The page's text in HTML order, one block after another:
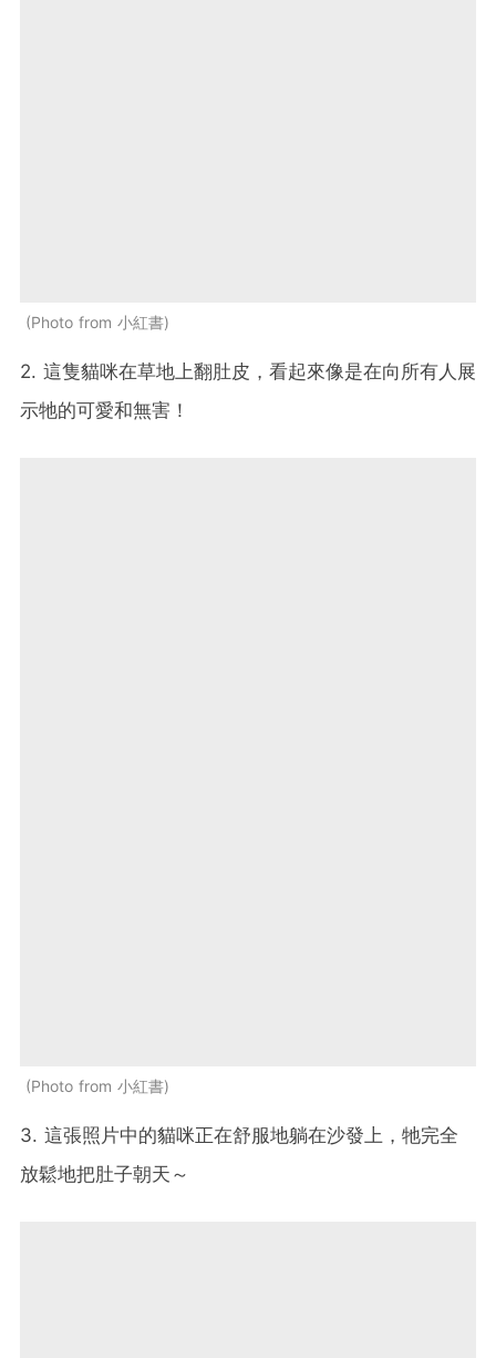
Photo from 小紅書
2. 這隻貓咪在草地上翻肚皮，看起來像是在向所有人展
示牠的可愛和無害！
Photo from 小紅書
3. 這張照片中的貓咪正在舒服地躺在沙發上，牠完全
放鬆地把肚子朝天～